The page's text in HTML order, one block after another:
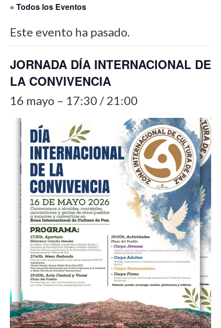
« Todos los Eventos
Este evento ha pasado.
JORNADA DÍA INTERNACIONAL DE
LA CONVIVENCIA
16 mayo – 17:30 / 21:00